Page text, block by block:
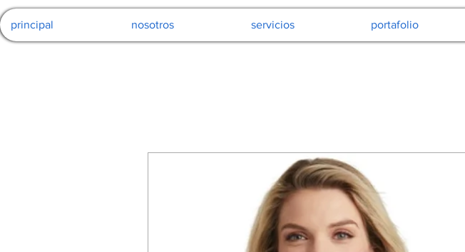
principal nosotros servicios portafolio